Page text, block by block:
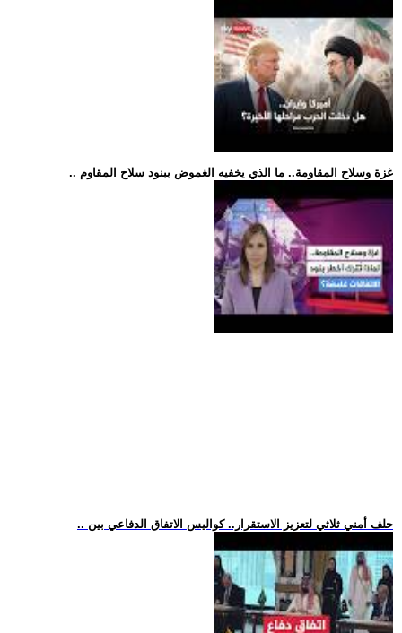
.. غزة وسلاح المقاومة.. ما الذي يخفيه الغموض ببنود سلاح المقاوم
.. حلف أمني ثلاثي لتعزيز الاستقرار.. كواليس الاتفاق الدفاعي بين